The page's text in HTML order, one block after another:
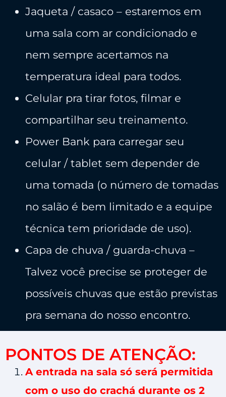
Jaqueta / casaco – estaremos em
uma sala com ar condicionado e
nem sempre acertamos na
temperatura ideal para todos.
​Celular pra tirar fotos, filmar e
compartilhar seu treinamento.
​Power Bank para carregar seu
celular / tablet sem depender de
uma tomada (o número de tomadas
no salão é bem limitado e a equipe
técnica tem prioridade de uso).
​Capa de chuva / guarda-chuva –
Talvez você precise se proteger de
possíveis chuvas que estão previstas
pra semana do nosso encontro.
PONTOS DE ATENÇÃO:
A entrada na sala só será permitida
com o uso do crachá durante os 2